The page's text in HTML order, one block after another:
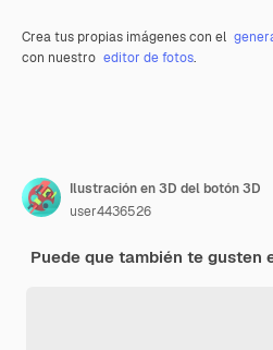
Crea tus propias imágenes con el
con nuestro editor de fotos.
Ilustración en 3D del botón 3D
user4436526
Puede que también te gusten